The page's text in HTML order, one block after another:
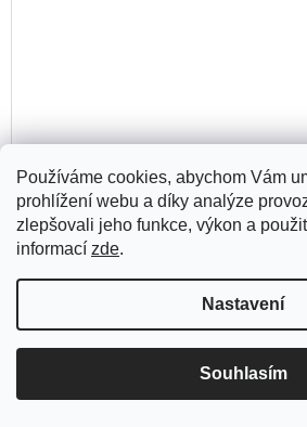
Používáme cookies, abychom Vám
prohlížení webu a díky analýze
zlepšovali jeho funkce, výkon a
informací zde.
Nastavení
Souhlasím